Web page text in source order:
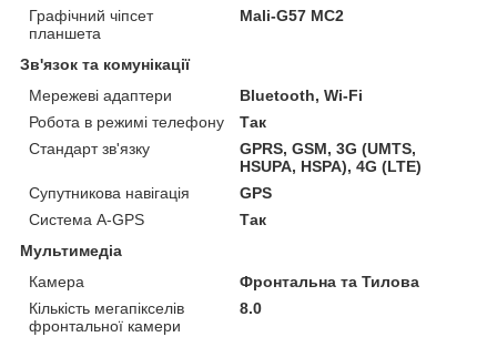
Графічний чіпсет
планшета
Mali-G57 MC2
Зв'язок та комунікації
Мережеві адаптери
Bluetooth, Wi-Fi
Робота в режимі телефону
Так
Стандарт зв'язку
GPRS, GSM, 3G (UMTS,
HSUPA, HSPA), 4G (LTE)
Супутникова навігація
GPS
Система A-GPS
Так
Мультимедіа
Камера
Фронтальна та Тилова
Кількість мегапікселів
фронтальної камери
8.0